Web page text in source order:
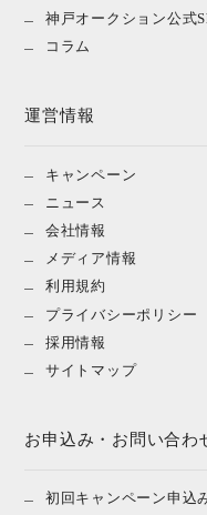
神戸オークション公式
コラム
運営情報
キャンペーン
ニュース
会社情報
メディア情報
利用規約
プライバシーポリシー
採用情報
サイトマップ
お申込み・お問い合わ
初回キャンペーン申込